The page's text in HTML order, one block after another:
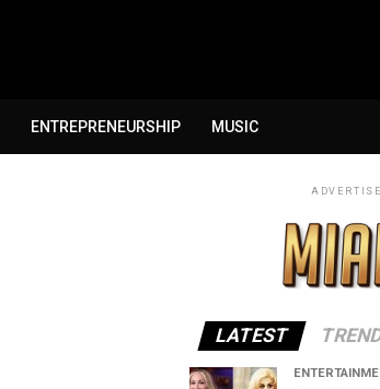
ENTREPRENEURSHIP MUSIC
LATEST